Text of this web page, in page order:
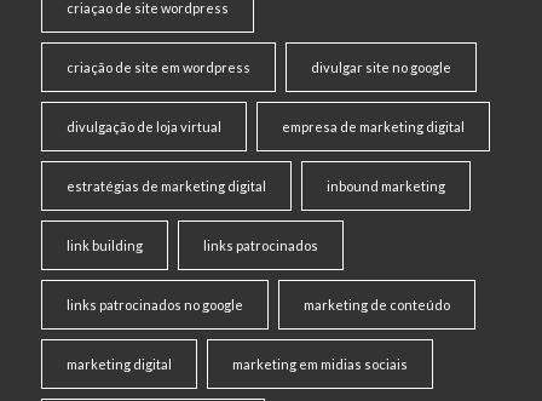
criaçao de site wordpress
criação de site em wordpress divulgar site no google
divulgação de loja virtual empresa de marketing digital
estratégias de marketing digital inbound marketing
link building links patrocinados
links patrocinados no google marketing de conteúdo
marketing digital marketing em midias sociais